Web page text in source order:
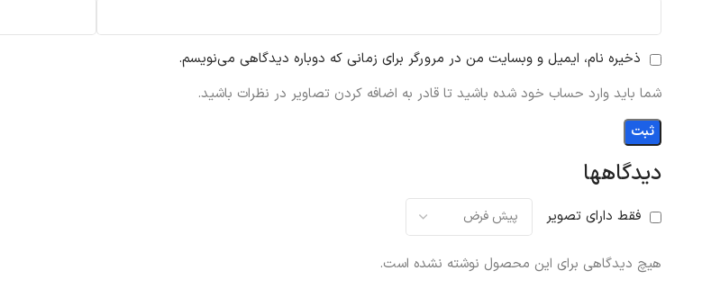
دیدگاهها
فقط دارای تصویر
هیچ دیدگاهی برای این محصول نوشته نشده است.
ذخیره نام، ایمیل و وبسایت من در مرورگر برای زمانی که دوباره دیدگاهی می‌نویسم.
شما باید وارد حساب خود شده باشید تا قادر به اضافه کردن تصاویر در نظرات باشید.